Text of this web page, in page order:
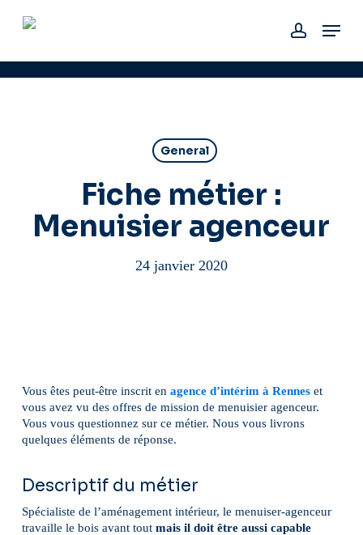
account
Menu
General
Fiche métier :
Menuisier agenceur
24 janvier 2020
Vous êtes peut-être inscrit en agence d’intérim à Renneset
vous avez vu des offres de mission de menuisier agenceur.
Vous vous questionnez sur ce métier. Nous vous livrons
quelques éléments de réponse.
Descriptif du métier
Spécialiste de l’aménagement intérieur, le menuiser-agenceur
travaille le bois avant tout mais il doit être aussi capable